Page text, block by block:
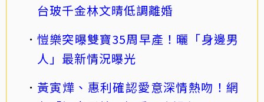
台玻千金林文晴低調離婚
愷樂突曝雙寶35周早產！曬「身邊男
人」最新情況曝光
黃寅燁、惠利確認愛意深情熱吻！網